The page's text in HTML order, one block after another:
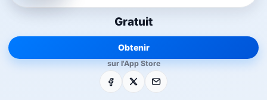
Gratuit
Obtenir
sur l'App Store
Facebook E-mail